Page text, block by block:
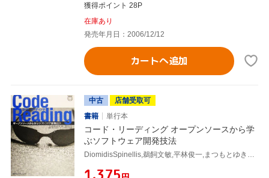
獲得ポイント 28P
在庫あり
発売年月日：2006/12/12
カートへ追加
中古
店舗受取可
書籍
単行本
コード・リーディング オープンソースから学
ぶソフトウェア開発技法